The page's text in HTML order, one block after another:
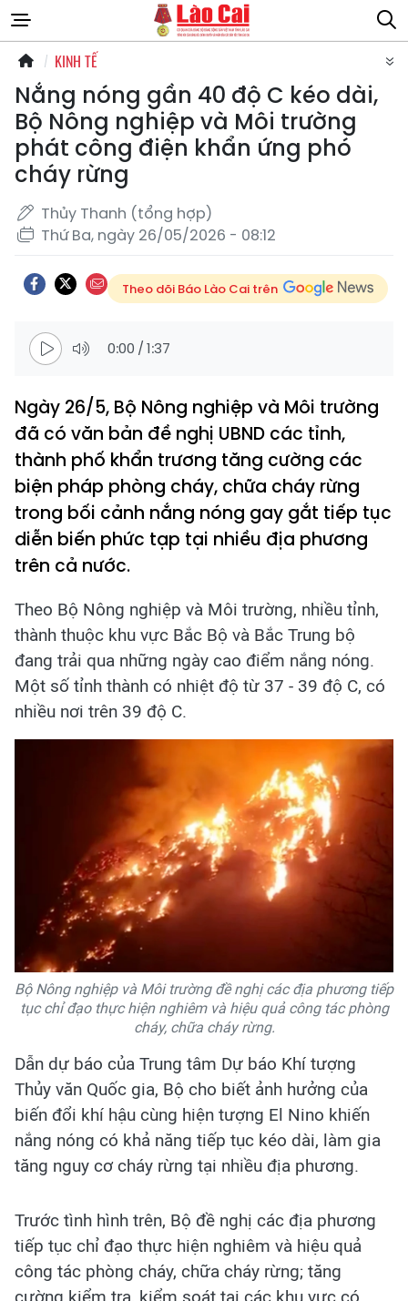
KINH TẾ
Nắng nóng gần 40 độ C kéo dài,
Bộ Nông nghiệp và Môi trường
phát công điện khẩn ứng phó
cháy rừng
Thủy Thanh (tổng hợp)
Thứ Ba, ngày 26/05/2026 - 08:12
Theo dõi Báo Lào Cai trên
0:00 /1:37
Ngày 26/5, Bộ Nông nghiệp và Môi trường
đã có văn bản đề nghị UBND các tỉnh,
thành phố khẩn trương tăng cường các
biện pháp phòng cháy, chữa cháy rừng
trong bối cảnh nắng nóng gay gắt tiếp tục
diễn biến phức tạp tại nhiều địa phương
trên cả nước.
Theo Bộ Nông nghiệp và Môi trường, nhiều tỉnh,
thành thuộc khu vực Bắc Bộ và Bắc Trung bộ
đang trải qua những ngày cao điểm nắng nóng.
Một số tỉnh thành có nhiệt độ từ 37 - 39 độ C, có
nhiều nơi trên 39 độ C.
Bộ Nông nghiệp và Môi trường đề nghị các địa phương tiếp
tục chỉ đạo thực hiện nghiêm và hiệu quả công tác phòng
cháy, chữa cháy rừng.
Dẫn dự báo của Trung tâm Dự báo Khí tượng
Thủy văn Quốc gia, Bộ cho biết ảnh hưởng của
biến đổi khí hậu cùng hiện tượng El Nino khiến
nắng nóng có khả năng tiếp tục kéo dài, làm gia
tăng nguy cơ cháy rừng tại nhiều địa phương.
Trước tình hình trên, Bộ đề nghị các địa phương
tiếp tục chỉ đạo thực hiện nghiêm và hiệu quả
công tác phòng cháy, chữa cháy rừng; tăng
cường kiểm tra, kiểm soát tại các khu vực có